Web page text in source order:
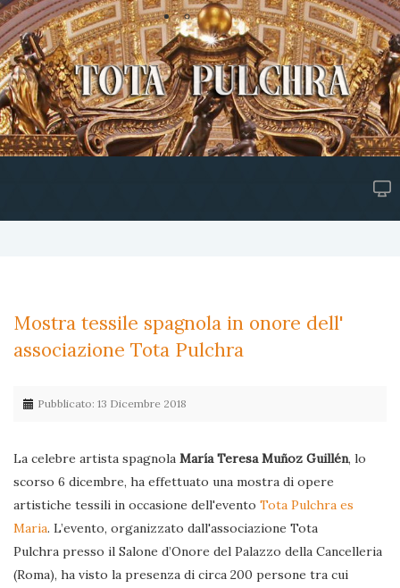
Mostra tessile spagnola in onore dell'
associazione Tota Pulchra
Pubblicato: 13 Dicembre 2018
La celebre artista spagnola María Teresa Muñoz Guillén, lo
scorso 6 dicembre, ha effettuato una mostra di opere
artistiche tessili in occasione dell'evento Tota Pulchra es
Maria. L’evento, organizzato dall'associazione Tota
Pulchra presso il Salone d’Onore del Palazzo della Cancelleria
(Roma), ha visto la presenza di circa 200 persone tra cui